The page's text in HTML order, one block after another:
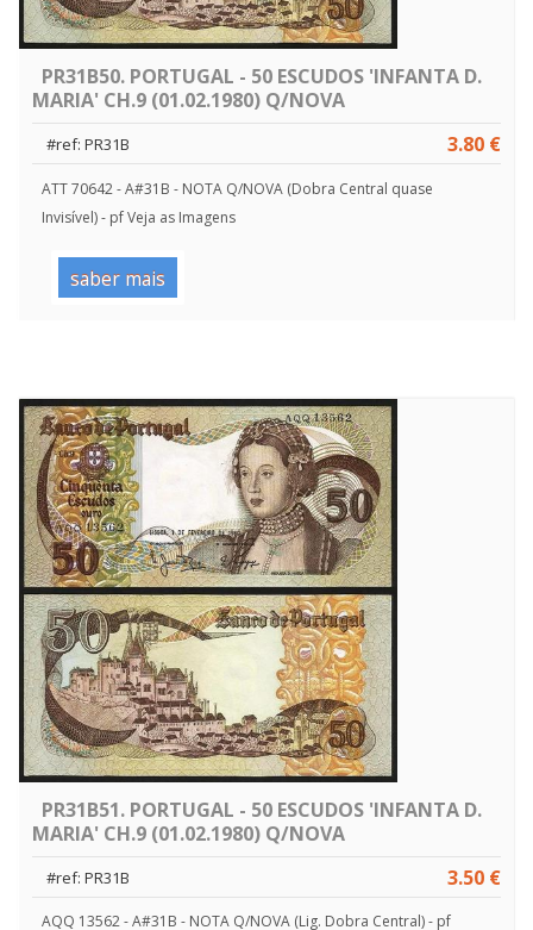
PR31B50. PORTUGAL - 50 ESCUDOS 'INFANTA D.
MARIA' CH.9 (01.02.1980) Q/NOVA
3.80 €
#ref: PR31B
ATT 70642 - A#31B - NOTA Q/NOVA (Dobra Central quase
Invisível) - pf Veja as Imagens
saber mais
PR31B51. PORTUGAL - 50 ESCUDOS 'INFANTA D.
MARIA' CH.9 (01.02.1980) Q/NOVA
3.50 €
#ref: PR31B
AQQ 13562 - A#31B - NOTA Q/NOVA (Lig. Dobra Central) - pf